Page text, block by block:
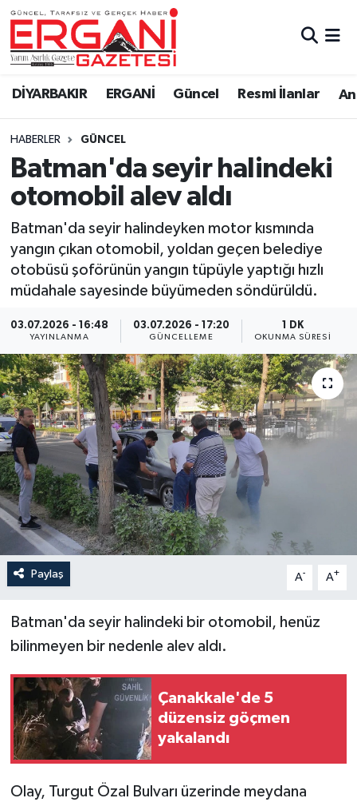
DİYARBAKIR ERGANİ Güncel Resmi İlanlar
HABERLER GÜNCEL
Batman'da seyir halindeki
otomobil alev aldı
Batman'da seyir halindeyken motor kısmında
yangın çıkan otomobil, yoldan geçen belediye
otobüsü şoförünün yangın tüpüyle yaptığı hızlı
müdahale sayesinde büyümeden söndürüldü.
03.07.2026 - 16:48
YAYINLANMA
03.07.2026 - 17:20
GÜNCELLEME
1 DK
OKUNMA SÜRESI
Paylaş A- A+
Batman'da seyir halindeki bir otomobil, henüz
bilinmeyen bir nedenle alev aldı.
Çanakkale'de 5
düzensiz göçmen
yakalandı
Olay, Turgut Özal Bulvarı üzerinde meydana
DİYARBAKIR
BİSMİL
BAĞLAR
ERGANİ
Güncel
Resmi İlanlar
Sağlık
Yaşam
Anali̇z
Bi̇li̇m & Teknoloji̇
Dünya
Eği̇ti̇m
Ergani Nöbetçi Eczaneler
Ergani Hava Durumu
Ergani Trafik Yoğunluk Haritası
Süper Lig Puan Durumu ve Fikstür
Tüm Manşetler
Son Dakika Haberleri